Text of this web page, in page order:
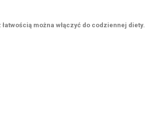
można włączyć do codziennej diety.